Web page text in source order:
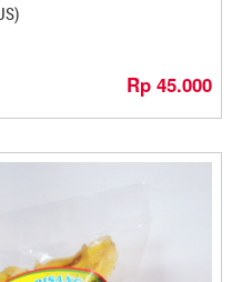
Rp 45.000